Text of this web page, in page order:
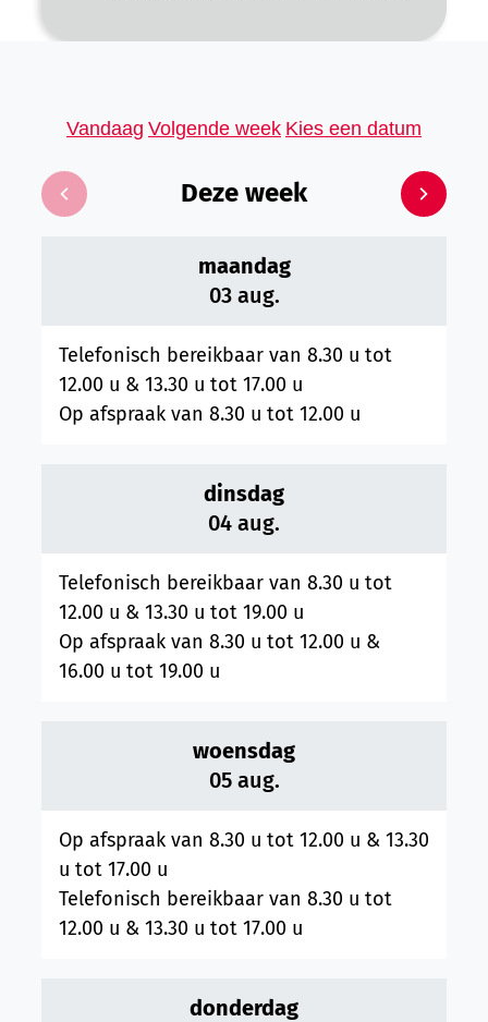
Openingsuren
Vandaag Volgende week Kies een datum
Deze week
Bekijk openingsuren van de week hiervoorBekijk
maandag
03 aug.
Telefonisch bereikbaar van 8.30 u tot
12.00 u & 13.30 u tot 17.00 u
Op afspraak van 8.30 u tot 12.00 u
dinsdag
04 aug.
Telefonisch bereikbaar van 8.30 u tot
12.00 u & 13.30 u tot 19.00 u
Op afspraak van 8.30 u tot 12.00 u &
16.00 u tot 19.00 u
woensdag
05 aug.
Op afspraak van 8.30 u tot 12.00 u & 13.30
u tot 17.00 u
Telefonisch bereikbaar van 8.30 u tot
12.00 u & 13.30 u tot 17.00 u
donderdag